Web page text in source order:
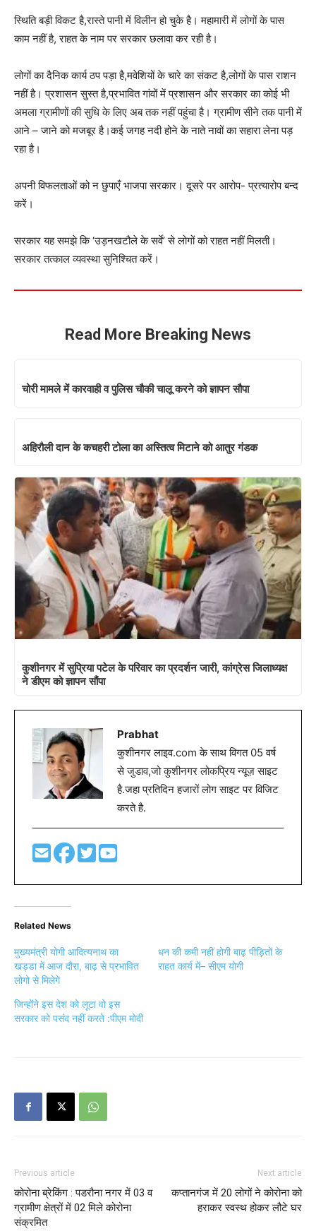
स्थिति बड़ी विकट है,रास्ते पानी में विलीन हो चुके है। महामारी में लोगों के पास
काम नहीं है, राहत के नाम पर सरकार छलावा कर रही है।
लोगों का दैनिक कार्य ठप पड़ा है,मवेशियों के चारे का संकट है,लोगों के पास राशन
नहीं है। प्रशासन सुस्त है,प्रभावित गांवों में प्रशासन और सरकार का कोई भी
अमला ग्रामीणों की सुधि के लिए अब तक नहीं पहुंचा है। ग्रामीण सीने तक पानी में
आने – जाने को मजबूर है।कई जगह नदी होने के नाते नावों का सहारा लेना पड़
रहा है।
अपनी विफलताओं को न छुपाएँ भाजपा सरकार। दूसरे पर आरोप- प्रत्यारोप बन्द
करें।
सरकार यह समझे कि ‘उड़नखटौले के सर्वे’ से लोगों को राहत नहीं मिलती।
सरकार तत्काल व्यवस्था सुनिश्चित करें।
Read More Breaking News
चोरी मामले में कारवाही व पुलिस चौकी चालू करने को ज्ञापन सौपा
अहिरौली दान के कचहरी टोला का अस्तित्व मिटाने को आतुर गंडक
कुशीनगर में सुप्रिया पटेल के परिवार का प्रदर्शन जारी, कांग्रेस जिलाध्यक्ष
ने डीएम को ज्ञापन सौंपा
Prabhat
कुशीनगर लाइव.com के साथ विगत 05 वर्ष
से जुडाव,जो कुशीनगर लोकप्रिय न्यूज़ साइट
है.जहा प्रतिदिन हजारों लोग साइट पर विजिट
करते है.
Related News
मुख्यमंत्री योगी आदित्यनाथ का
खड्डा में आज दौरा, बाढ़ से प्रभावित
लोगो से मिलेगे
धन की कमी नहीं होगी बाढ़ पीड़ितों के
राहत कार्य में– सीएम योगी
जिन्‍होंने इस देश को लूटा वो इस
सरकार को पसंद नहीं करते :पीएम मोदी
Previous article
कोरोना ब्रेकिंग : पडरौना नगर में 03 व
ग्रामीण क्षेत्रों में 02 मिले कोरोना
संक्रमित
Next article
कप्तानगंज में 20 लोगों ने कोरोना को
हराकर स्वस्थ होकर लौटे घर